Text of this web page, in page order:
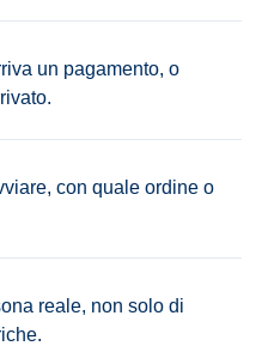
un pagamento, o
con quale ordine o
reale, non solo di